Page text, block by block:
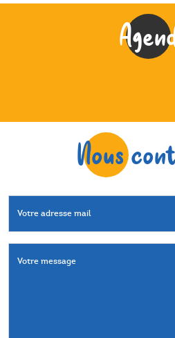
Nous
Votre adresse mail
Votre message